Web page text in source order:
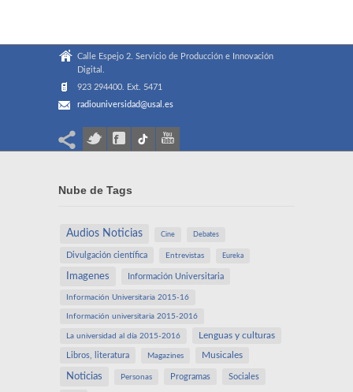
Calle Espejo 2. Servicio de Producción e Innovación
Digital.
923 294400. Ext. 5471
radiouniversidad@usal.es
Nube de Tags
Audios Noticias Cine Debates
Divulgación científica Entrevistas Eureka
Imagenes Información Universitaria
Información Universitaria 2015-16
Información universitaria 2015-2016
La universidad al día 2015-2016 Lenguas y culturas
Libros, literatura Magazines Musicales
Noticias Personas Programas Sociales